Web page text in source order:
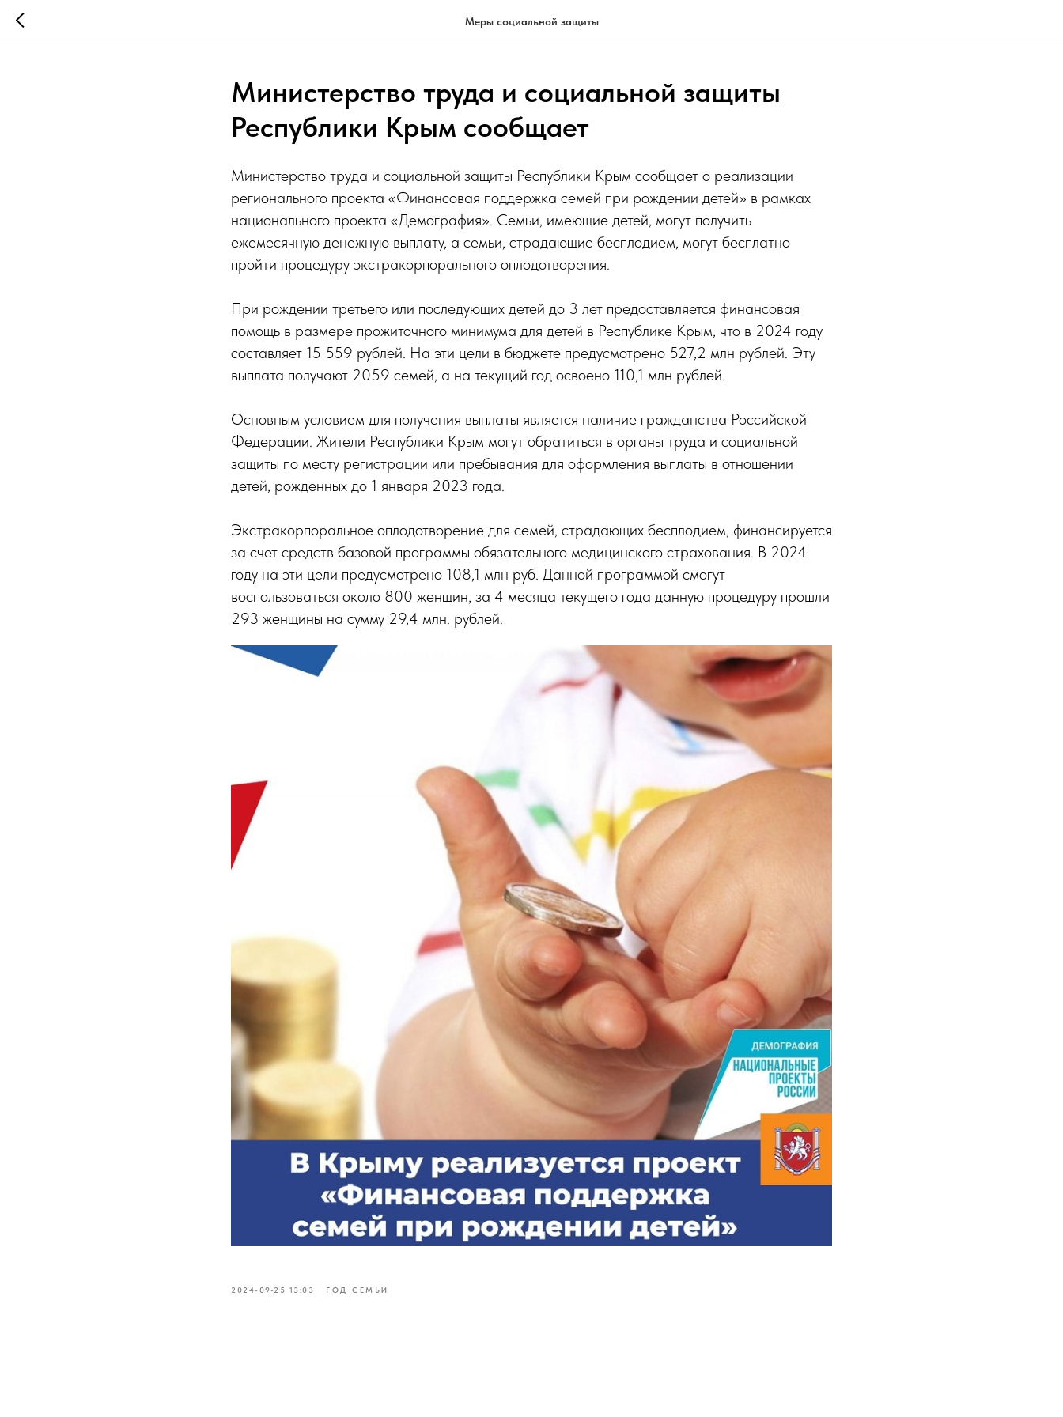
Меры социальной защиты
Министерство труда и социальной защиты
Республики Крым сообщает
Министерство труда и социальной защиты Республики Крым сообщает о реализации
регионального проекта «Финансовая поддержка семей при рождении детей» в рамках
национального проекта «Демография». Семьи, имеющие детей, могут получить
ежемесячную денежную выплату, а семьи, страдающие бесплодием, могут бесплатно
пройти процедуру экстракорпорального оплодотворения.
При рождении третьего или последующих детей до 3 лет предоставляется финансовая
помощь в размере прожиточного минимума для детей в Республике Крым, что в 2024 году
составляет 15 559 рублей. На эти цели в бюджете предусмотрено 527,2 млн рублей. Эту
выплата получают 2059 семей, а на текущий год освоено 110,1 млн рублей.
Основным условием для получения выплаты является наличие гражданства Российской
Федерации. Жители Республики Крым могут обратиться в органы труда и социальной
защиты по месту регистрации или пребывания для оформления выплаты в отношении
детей, рожденных до 1 января 2023 года.
Экстракорпоральное оплодотворение для семей, страдающих бесплодием, финансируется
за счет средств базовой программы обязательного медицинского страхования. В 2024
году на эти цели предусмотрено 108,1 млн руб. Данной программой смогут
воспользоваться около 800 женщин, за 4 месяца текущего года данную процедуру прошли
293 женщины на сумму 29,4 млн. рублей.
2024-09-25 13:03 ГОД СЕМЬИ